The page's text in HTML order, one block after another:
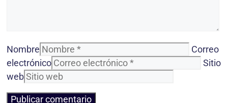
Nombre
Correo
electrónico
Sitio
web